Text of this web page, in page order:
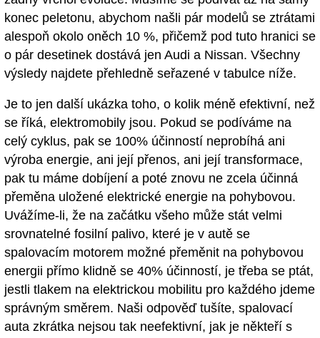
konec peletonu, abychom našli pár modelů se ztrátami
alespoň okolo oněch 10 %, přičemž pod tuto hranici se
o pár desetinek dostává jen Audi a Nissan. Všechny
výsledy najdete přehledně seřazené v tabulce níže.
Je to jen další ukázka toho, o kolik méně efektivní, než
se říká, elektromobily jsou. Pokud se podíváme na
celý cyklus, pak se 100% účinností neprobíhá ani
výroba energie, ani její přenos, ani její transformace,
pak tu máme dobíjení a poté znovu ne zcela účinná
přeměna uložené elektrické energie na pohybovou.
Uvážíme-li, že na začátku všeho může stát velmi
srovnatelné fosilní palivo, které je v autě se
spalovacím motorem možné přeměnit na pohybovou
energii přímo klidně se 40% účinností, je třeba se ptát,
jestli tlakem na elektrickou mobilitu pro každého jdeme
správným směrem. Naši odpověď tušíte, spalovací
auta zkrátka nejsou tak neefektivní, jak je někteří s